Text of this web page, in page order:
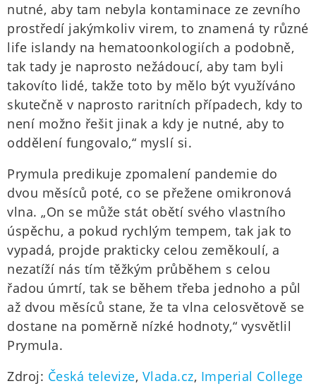
nutné, aby tam nebyla kontaminace ze zevního
prostředí jakýmkoliv virem, to znamená ty různé
life islandy na hematoonkologiích a podobně,
tak tady je naprosto nežádoucí, aby tam byli
takovíto lidé, takže toto by mělo být využíváno
skutečně v naprosto raritních případech, kdy to
není možno řešit jinak a kdy je nutné, aby to
oddělení fungovalo,“ myslí si.
Prymula predikuje zpomalení pandemie do
dvou měsíců poté, co se přežene omikronová
vlna. „On se může stát obětí svého vlastního
úspěchu, a pokud rychlým tempem, tak jak to
vypadá, projde prakticky celou zeměkoulí, a
nezatíží nás tím těžkým průběhem s celou
řadou úmrtí, tak se během třeba jednoho a půl
až dvou měsíců stane, že ta vlna celosvětově se
dostane na poměrně nízké hodnoty,“ vysvětlil
Prymula.
Zdroj: Česká televize, Vlada.cz, Imperial College